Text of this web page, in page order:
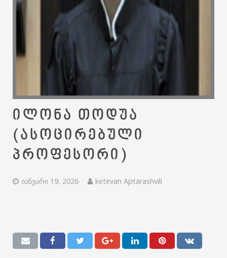
ილონა თოდუა
(ასოცირებული
პროფესორი)
იანვარი 19, 2026 ketevan Aptarashvili